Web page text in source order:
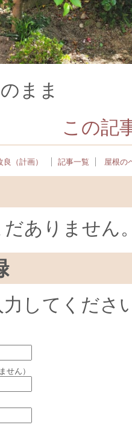
まま
この記
（計画） 記事一覧 屋根の
ありません
してくださ
せん）